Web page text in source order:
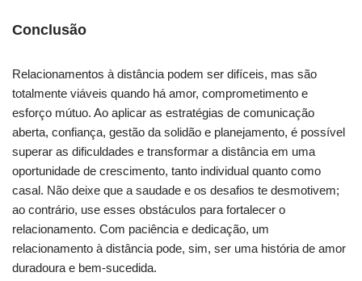
Conclusão
Relacionamentos à distância podem ser difíceis, mas são
totalmente viáveis quando há amor, comprometimento e
esforço mútuo. Ao aplicar as estratégias de comunicação
aberta, confiança, gestão da solidão e planejamento, é possível
superar as dificuldades e transformar a distância em uma
oportunidade de crescimento, tanto individual quanto como
casal. Não deixe que a saudade e os desafios te desmotivem;
ao contrário, use esses obstáculos para fortalecer o
relacionamento. Com paciência e dedicação, um
relacionamento à distância pode, sim, ser uma história de amor
duradoura e bem-sucedida.